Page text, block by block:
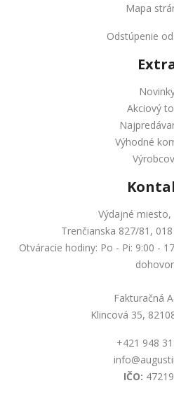
Mapa
Odstúpenie
Akciový
Výhodné
Výdajné miesto,
Trenčianska 827/81,
Otváracie hodiny: Po - Pi: 9:00 -
Fakturačná
Klincová 35,
+421 948
IČO: